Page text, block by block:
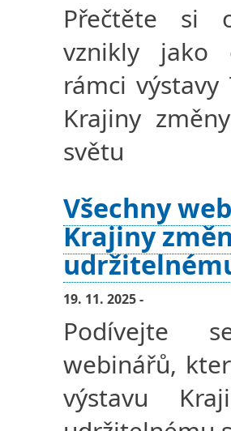
Přečtěte si
vznikly jako
rámci
Krajiny
světu
Všechny
Krajiny
19. 11. 2025 -
Podívejte
webinářů,
výstavu